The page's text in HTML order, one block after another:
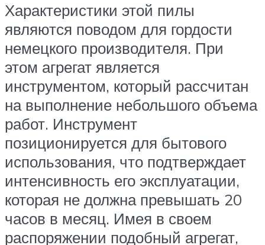
Характеристики этой пилы
являются поводом для гордости
немецкого производителя. При
этом агрегат является
инструментом, который рассчитан
на выполнение небольшого объема
работ. Инструмент
позиционируется для бытового
использования, что подтверждает
интенсивность его эксплуатации,
которая не должна превышать 20
часов в месяц. Имея в своем
распоряжении подобный агрегат,